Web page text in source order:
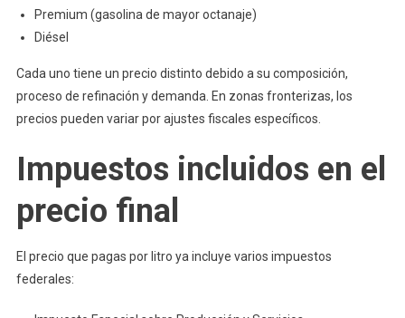
Premium (gasolina de mayor octanaje)
Diésel
Cada uno tiene un precio distinto debido a su composición,
proceso de refinación y demanda. En zonas fronterizas, los
precios pueden variar por ajustes fiscales específicos.
Impuestos incluidos en el
precio final
El precio que pagas por litro ya incluye varios impuestos
federales: